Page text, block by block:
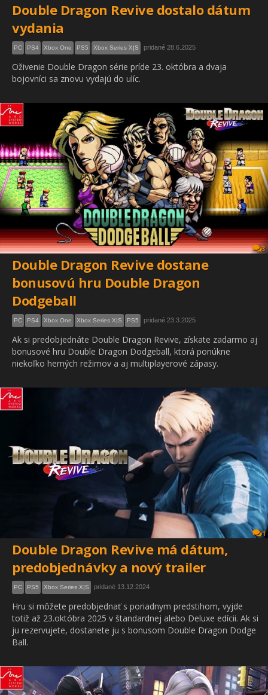
Double Dragon Revive dostalo dátum
vydania
PC PS4 Xbox One PS5 Xbox Series X|S pridané 28.6.2025
Oživenie Double Dragon série príde 23. októbra a dvaja
bojovníci sa znovu vydajú do ulíc.
3
Double Dragon Revive dostane
bonusovú hru Double Dragon
Dodgeball
PC PS4 Xbox One Xbox Series X|S PS5 pridané 23.3.2025
Ak si predobjednáte Double Dragon Revive, získate zadarmo aj
bonusové hru Double Dragon Dodgeball, ktorá ponúkne
niekoľko herných režimov a aj multiplayerové zápasy.
1
Double Dragon Revive má dátum,
predobjednávky a nový trailer
PC PS5 Xbox Series X|S pridané 13.12.2024
Hru si môžete predobjednať s poriadnym predstihom, vyjde
totiž až 23.októbra 2025 v štandardnej alebo Deluxe edícii. Ak si
ju rezervujete, dostanete ju s bonusom Double Dragon Dodge
Ball.